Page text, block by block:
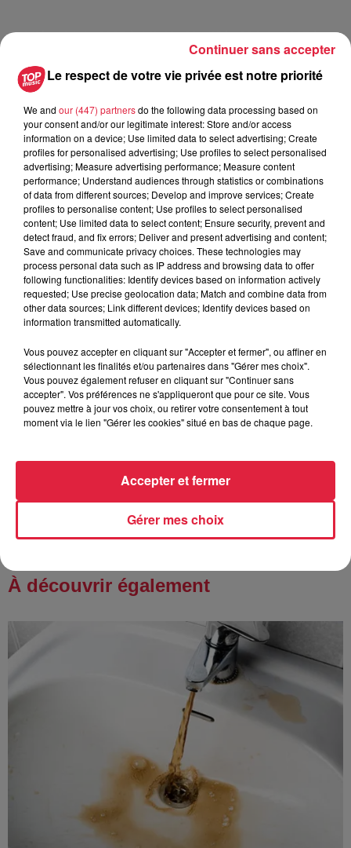
Publié : 16 juin 2025 à 14h49 - Modifié : 20 juin 2025 à
Jules Ehrmann
A lire aussi
6 août 2026
À Hoerdt, de l’eau brune sort des
robinets
Tags antisémites à Strasbourg :
Catherine Trautmann réagit
À découvrir également
Le respect de votre vie privée est notre priorité
We and our (447) partnersdo the following data processing based on
your consent and/or our legitimate interest: Store and/or access
information on a device; Use limited data to select advertising; Create
profiles for personalised advertising; Use profiles to select personalised
advertising; Measure advertising performance; Measure content
performance; Understand audiences through statistics or combinations
of data from different sources; Develop and improve services; Create
profiles to personalise content; Use profiles to select personalised
content; Use limited data to select content; Ensure security, prevent and
detect fraud, and fix errors; Deliver and present advertising and content;
Save and communicate privacy choices. These technologies may
process personal data such as IP address and browsing data to offer
following functionalities: Identify devices based on information actively
requested; Use precise geolocation data; Match and combine data from
other data sources; Link different devices; Identify devices based on
information transmitted automatically.
Vous pouvez accepter en cliquant sur "Accepter et fermer", ou affiner en
sélectionnant les finalités et/ou partenaires dans "Gérer mes choix".
Vous pouvez également refuser en cliquant sur "Continuer sans
accepter". Vos préférences ne s'appliqueront que pour ce site. Vous
pouvez mettre à jour vos choix, ou retirer votre consentement à tout
moment via le lien "Gérer les cookies" situé en bas de chaque page.
Gérer mes choix
Accepter et fermer
Continuer sans accepter